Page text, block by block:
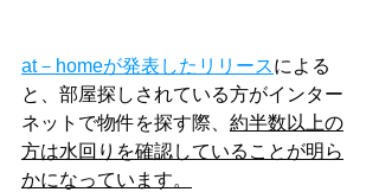
at－homeが発表したリリースによる
と、部屋探しされている方がインター
ネットで物件を探す際、 約半数以上の
方は水回りを確認していることが明ら
かになっています。